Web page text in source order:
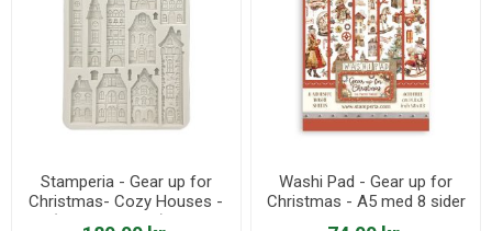
Stamperia - Gear up for
Christmas- Cozy Houses -
A5 (14,2 x 20,2 cm) silikone
Washi Pad - Gear up for
Christmas - A5 med 8 sider
- SBW09